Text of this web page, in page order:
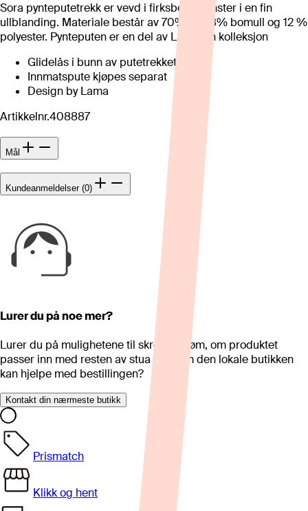
Sora pynteputetrekk er vevd i firksbensmønster i en fin
ullblanding. Materiale består av 70% ull, 18% bomull og 12 %
polyester. Pynteputen er en del av Lama sin kolleksjon
Glidelås i bunn av putetrekket.
Innmatspute kjøpes separat
Design by Lama
Artikkelnr.408887
Mål
Kundeanmeldelser (0)
Lurer du på noe mer?
Lurer du på mulighetene til skreddersøm, om produktet
passer inn med resten av stua eller om den lokale butikken
kan hjelpe med bestillingen?
Kontakt din nærmeste butikk
Prismatch
Klikk og hent